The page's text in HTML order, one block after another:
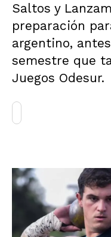
Saltos y
preparación
argentino,
semestre que
Juegos Odesur.